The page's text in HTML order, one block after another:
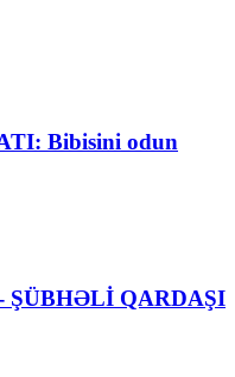
Bibisini odun
ŞÜBHƏLİ QARDAŞI